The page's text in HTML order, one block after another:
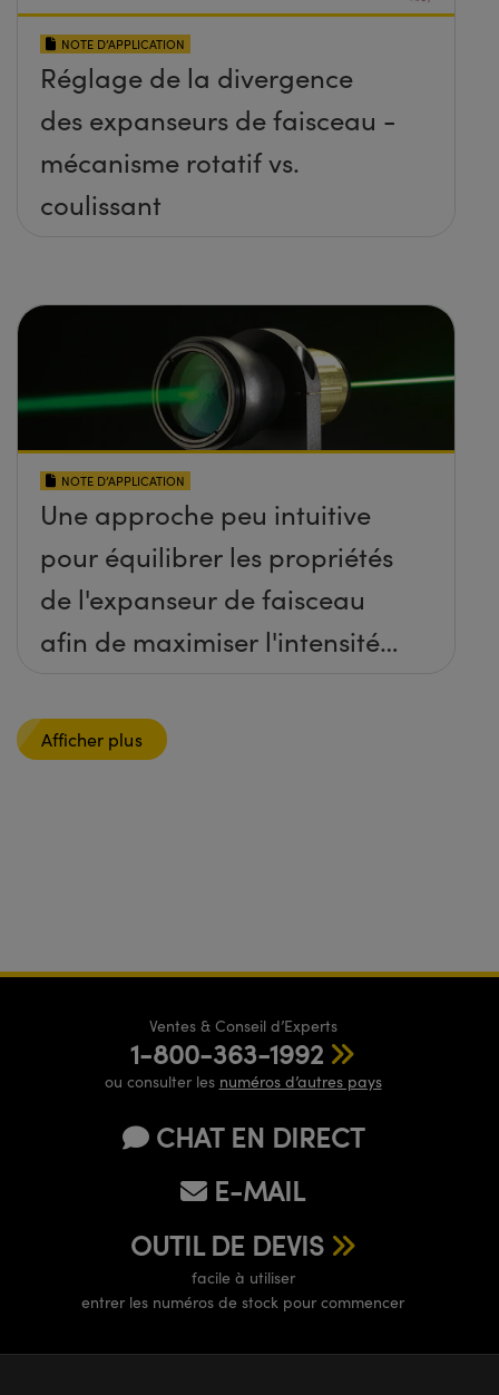
NOTE D’APPLICATION
Réglage de la divergence
des expanseurs de faisceau -
mécanisme rotatif vs.
coulissant
NOTE D’APPLICATION
Une approche peu intuitive
pour équilibrer les propriétés
de l'expanseur de faisceau
afin de maximiser l'intensité
Afficher plus
Ventes & Conseil d’Experts
1-800-363-1992
ou consulter les numéros d’autres pays
CHAT EN DIRECT
E-MAIL
OUTIL DE DEVIS
facile à utiliser
entrer les numéros de stock pour commencer